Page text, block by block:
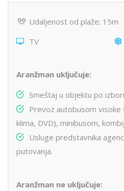
Udaljenost od plaže: 15m
TV
Aranžman uključuje:
Smeštaj u objektu po
Prevoz autobusom visoke
klima, DVD), minibusom,
Usluge predstavnika
putovanja.
Aranžman ne uključuje: